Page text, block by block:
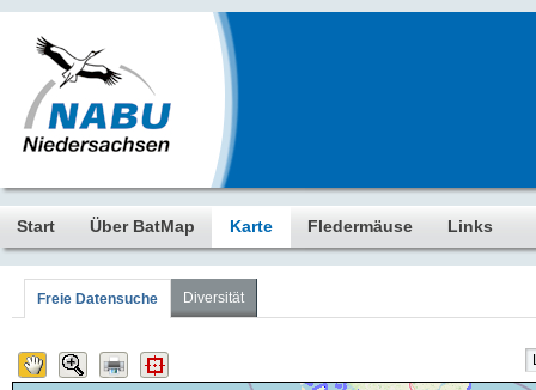
Start Über BatMap Karte Fledermäuse Links
Freie Datensuche Diversität